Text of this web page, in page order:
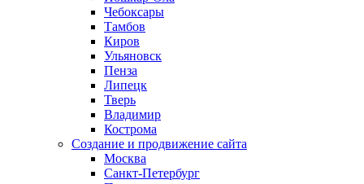
Чебоксары
Тамбов
Киров
Ульяновск
Пенза
Липецк
Тверь
Владимир
Кострома
Создание и продвижение сайта
Москва
Санкт-Петербург